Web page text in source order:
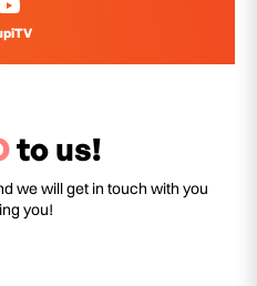
to us!
we will get in touch with you
you!